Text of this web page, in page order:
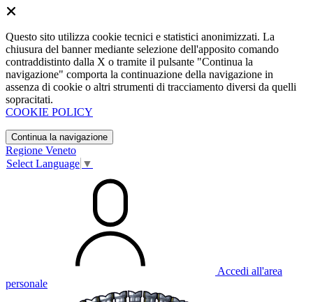
Questo sito utilizza cookie tecnici e statistici anonimizzati. La
chiusura del banner mediante selezione dell'apposito comando
contraddistinto dalla X o tramite il pulsante "Continua la
navigazione" comporta la continuazione della navigazione in
assenza di cookie o altri strumenti di tracciamento diversi da quelli
sopracitati.
COOKIE POLICY
Continua la navigazione
Regione Veneto
Select Language ▼
Accedi all'area
personale